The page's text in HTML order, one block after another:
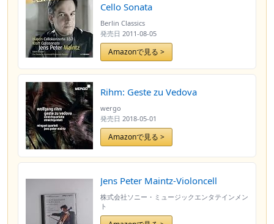
Cello Sonata
Berlin Classics
発売日 2011-08-05
Amazonで見る >
Rihm: Geste zu Vedova
wergo
発売日 2018-05-01
Amazonで見る >
Jens Peter Maintz-Violoncell
株式会社ソニー・ミュージックエンタテインメン
ト